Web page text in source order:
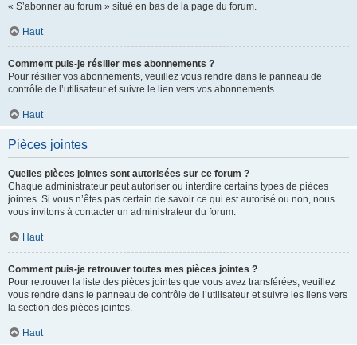
« S’abonner au forum » situé en bas de la page du forum.
Haut
Comment puis-je résilier mes abonnements ?
Pour résilier vos abonnements, veuillez vous rendre dans le panneau de
contrôle de l’utilisateur et suivre le lien vers vos abonnements.
Haut
Pièces jointes
Quelles pièces jointes sont autorisées sur ce forum ?
Chaque administrateur peut autoriser ou interdire certains types de pièces
jointes. Si vous n’êtes pas certain de savoir ce qui est autorisé ou non, nous
vous invitons à contacter un administrateur du forum.
Haut
Comment puis-je retrouver toutes mes pièces jointes ?
Pour retrouver la liste des pièces jointes que vous avez transférées, veuillez
vous rendre dans le panneau de contrôle de l’utilisateur et suivre les liens vers
la section des pièces jointes.
Haut